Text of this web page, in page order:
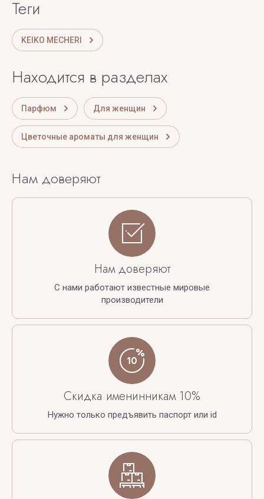
теги
KEIKO MECHERI
Находится в разделах
Парфюм Для женщин
Цветочные ароматы для женщин
Нам доверяют
Нам доверяют
С нами работают известные мировые
производители
Скидка именинникам 10%
Нужно только предъявить паспорт или id